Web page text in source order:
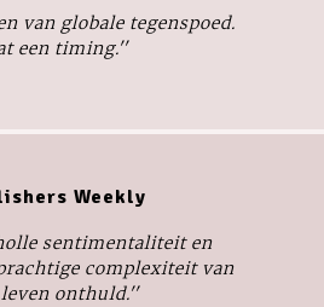
van globale tegenspoed.
een timing.''
Weekly
sentimentaliteit en
complexiteit van
onthuld.''